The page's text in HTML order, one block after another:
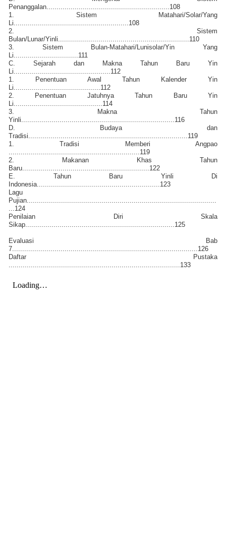
Penanggalan.............................................................108
1. Sistem Matahari/Solar/Yang
Li.........................................................108
2. Sistem
Bulan/Lunar/Yinli.................................................................110
3. Sistem Bulan-Matahari/Lunisolar/Yin Yang
Li................................111
C. Sejarah dan Makna Tahun Baru Yin
Li................................................112
1. Penentuan Awal Tahun Kalender Yin
Li...........................................112
2. Penentuan Jatuhnya Tahun Baru Yin
Li............................................114
3. Makna Tahun
Yinli............................................................................116
D. Budaya dan
Tradisi...............................................................................119
1. Tradisi Memberi Angpao
.................................................................119
2. Makanan Khas Tahun
Baru...............................................................122
E. Tahun Baru Yinli Di
Indonesia.............................................................123
Lagu
Pujian..............................................................................................
...124
Penilaian Diri Skala
Sikap..........................................................................125
Evaluasi Bab
7............................................................................................126
Daftar Pustaka
.....................................................................................133